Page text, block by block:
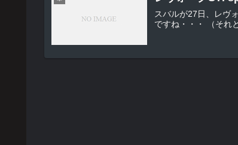
スバルが27日、レヴォー
ですね